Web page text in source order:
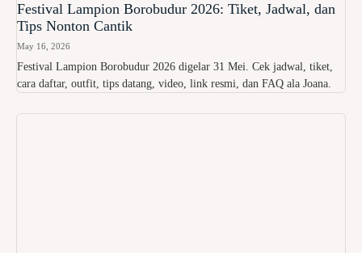
Festival Lampion Borobudur 2026: Tiket, Jadwal, dan
Tips Nonton Cantik
May 16, 2026
Festival Lampion Borobudur 2026 digelar 31 Mei. Cek jadwal, tiket,
cara daftar, outfit, tips datang, video, link resmi, dan FAQ ala Joana.